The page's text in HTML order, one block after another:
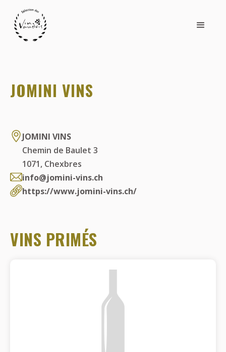
JOMINI VINS
JOMINI VINS
Chemin de Baulet 3
1071, Chexbres
info@jomini-vins.ch
https://www.jomini-vins.ch/
VINS PRIMÉS